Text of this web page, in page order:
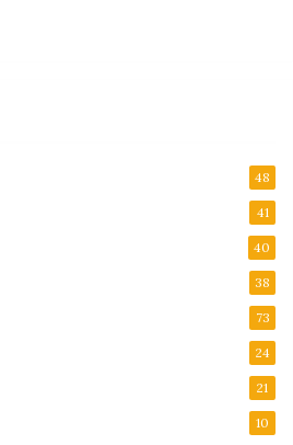
48
41
40
38
73
24
21
10